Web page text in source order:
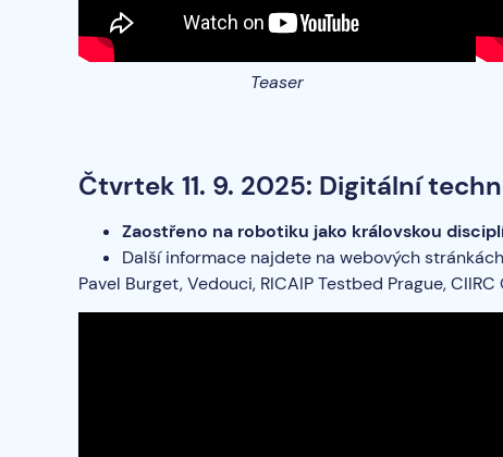
Teaser
Čtvrtek 11. 9. 2025: Digitální
Zaostřeno na robotiku jako královskou
Další informace najdete na webových stránkách
Pavel Burget, Vedouci, RICAIP Testbed Prague, CIIRC